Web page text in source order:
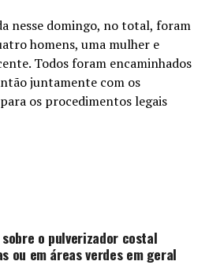
nesse domingo, no total, foram
homens, uma mulher e
Todos foram encaminhados
juntamente com os
os procedimentos legais
o pulverizador costal
ou em áreas verdes em geral